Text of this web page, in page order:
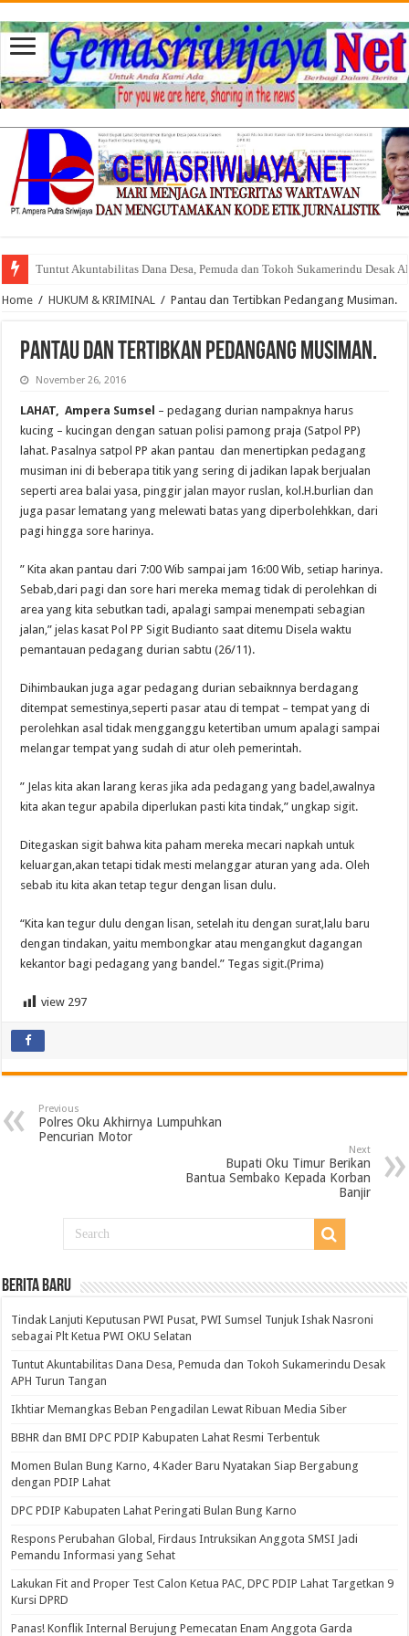
Tuntut Akuntabilitas Dana Desa, Pemuda dan Tokoh Sukamerindu Desak
Ikhtiar Memangkas Beban Pengadilan Lewat Ribuan Media Siber
Home / HUKUM & KRIMINAL / Pantau dan Tertibkan Pedangang Musiman.
Pantau dan Tertibkan Pedangang Musiman.
November 26, 2016
LAHAT, Ampera Sumsel – pedagang durian nampaknya harus
kucing – kucingan dengan satuan polisi pamong praja (Satpol PP)
lahat. Pasalnya satpol PP akan pantau dan menertipkan pedagang
musiman ini di beberapa titik yang sering di jadikan lapak berjualan
seperti area balai yasa, pinggir jalan mayor ruslan, kol.H.burlian dan
juga pasar lematang yang melewati batas yang diperbolehkkan, dari
pagi hingga sore harinya.
” Kita akan pantau dari 7:00 Wib sampai jam 16:00 Wib, setiap harinya.
Sebab,dari pagi dan sore hari mereka memag tidak di perolehkan di
area yang kita sebutkan tadi, apalagi sampai menempati sebagian
jalan,” jelas kasat Pol PP Sigit Budianto saat ditemu Disela waktu
pemantauan pedagang durian sabtu (26/11).
Dihimbaukan juga agar pedagang durian sebaiknnya berdagang
ditempat semestinya,seperti pasar atau di tempat – tempat yang di
perolehkan asal tidak mengganggu ketertiban umum apalagi sampai
melangar tempat yang sudah di atur oleh pemerintah.
” Jelas kita akan larang keras jika ada pedagang yang badel,awalnya
kita akan tegur apabila diperlukan pasti kita tindak,” ungkap sigit.
Ditegaskan sigit bahwa kita paham mereka mecari napkah untuk
keluargan,akan tetapi tidak mesti melanggar aturan yang ada. Oleh
sebab itu kita akan tetap tegur dengan lisan dulu.
“Kita kan tegur dulu dengan lisan, setelah itu dengan surat,lalu baru
dengan tindakan, yaitu membongkar atau mengangkut dagangan
kekantor bagi pedagang yang bandel.” Tegas sigit.(Prima)
view 297
Previous
Polres Oku Akhirnya Lumpuhkan
Pencurian Motor
Next
Bupati Oku Timur Berikan
Bantua Sembako Kepada Korban
Banjir
BERITA BARU
Tindak Lanjuti Keputusan PWI Pusat, PWI Sumsel Tunjuk Ishak Nasroni
sebagai Plt Ketua PWI OKU Selatan
Tuntut Akuntabilitas Dana Desa, Pemuda dan Tokoh Sukamerindu Desak
APH Turun Tangan
Ikhtiar Memangkas Beban Pengadilan Lewat Ribuan Media Siber
BBHR dan BMI DPC PDIP Kabupaten Lahat Resmi Terbentuk
Momen Bulan Bung Karno, 4 Kader Baru Nyatakan Siap Bergabung
dengan PDIP Lahat
DPC PDIP Kabupaten Lahat Peringati Bulan Bung Karno
Respons Perubahan Global, Firdaus Intruksikan Anggota SMSI Jadi
Pemandu Informasi yang Sehat
Lakukan Fit and Proper Test Calon Ketua PAC, DPC PDIP Lahat Targetkan 9
Kursi DPRD
Panas! Konflik Internal Berujung Pemecatan Enam Anggota Garda